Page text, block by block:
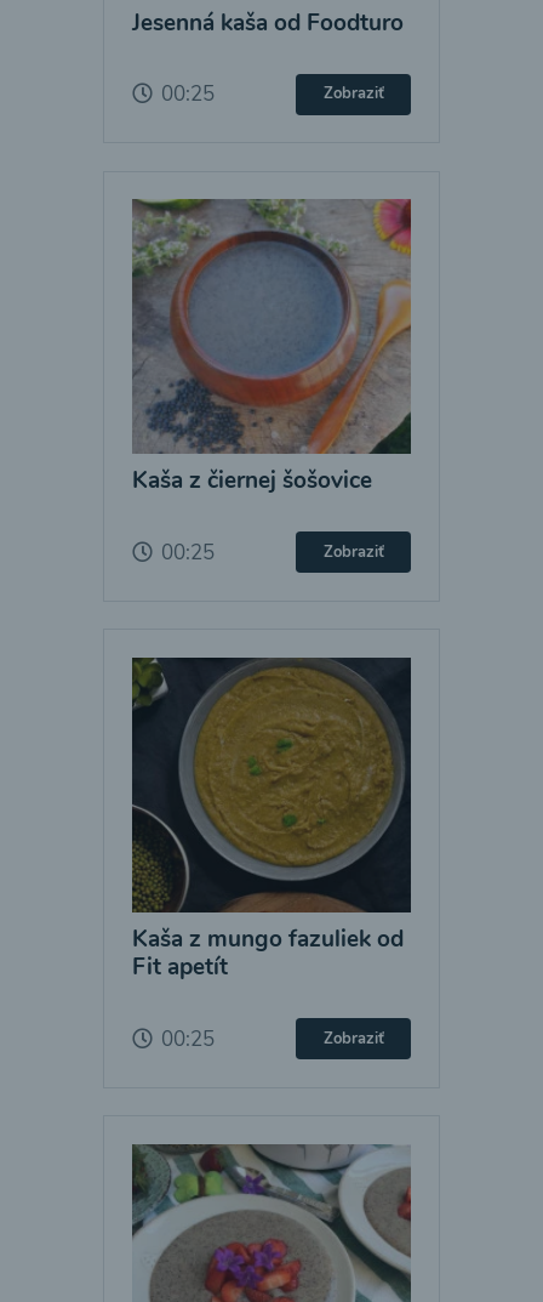
Jesenná kaša od Foodturo
00:25 Zobraziť
Kaša z čiernej šošovice
00:25 Zobraziť
Kaša z mungo fazuliek od
Fit apetít
00:25 Zobraziť